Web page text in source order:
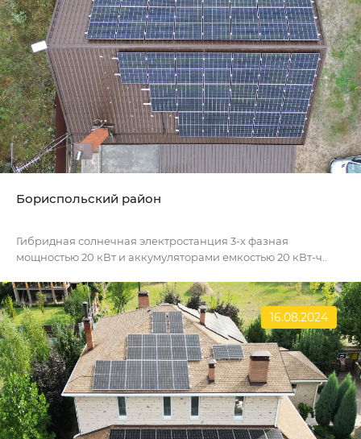
Бориспольский район
Гибридная солнечная электростанция 3-х фазная
мощностью 20 кВт и аккумуляторами емкостью 20 кВт-ч..
16.08.2024